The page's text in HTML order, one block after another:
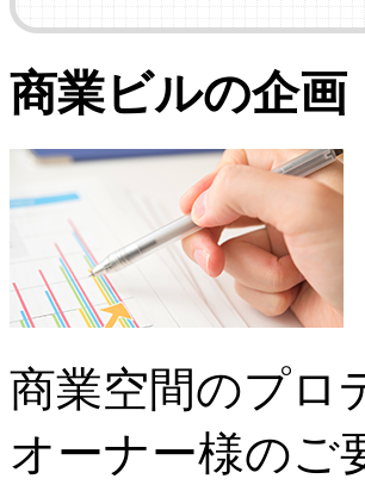
商業ビルの企画
商業空間のプロ
オーナー様のご